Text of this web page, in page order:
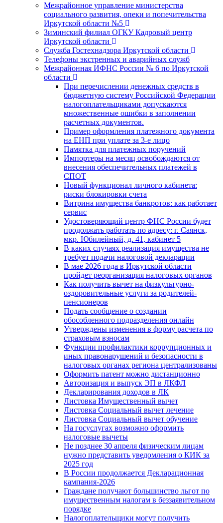
Межрайонное управление министерства
социального развития, опеки и попечительства
Иркутской области №5
Зиминский филиал ОГКУ Кадровый центр
Иркутской области
Служба Гостехнадзора Иркутской области
Телефоны экстренных и аварийных служб
Межрайонная ИФНС России № 6 по Иркутской
области
При перечислении денежных средств в
бюджетную систему Российской Федерации
налогоплательщиками допускаются
множественные ошибки в заполнении
расчетных документов.
Пример оформления платежного документа
на ЕНП при уплате за 3-е лицо
Памятка для платежных поручений
Импортеры на месяц освобождаются от
внесения обеспечительных платежей в
СПОТ
Новый функционал личного кабинета:
риски блокировки счета
Витрина имущества банкротов: как работает
сервис
Удостоверяющий центр ФНС России будет
продолжать работать по адресу: г. Саянск,
мкр. Юбилейный, д. 41, кабинет 5
В каких случаях реализация имущества не
требует подачи налоговой декларации
В мае 2026 года в Иркутской области
пройдет реорганизация налоговых органов
Как получить вычет на физкультурно-
оздоровительные услуги за родителей-
пенсионеров
Подать сообщение о создании
обособленного подразделения онлайн
Утверждены изменения в форму расчета по
страховым взносам
Функции профилактики коррупционных и
иных правонарушений и безопасности в
налоговых органах региона централизованы
Оформить патент можно дистанционно
Авторизация и выпуск ЭП в ЛКФЛ
Декларирования доходов в ЛК
Листовка Имущественный вычет
Листовка Социальный вычет лечение
Листовка Социальный вычет обучение
На госуслугах возможно оформить
налоговые вычеты
Не позднее 30 апреля физическим лицам
нужно представить уведомления о КИК за
2025 год
В России продолжается Декларационная
кампания-2026
Граждане получают большинство льгот по
имущественным налогам в беззаявительном
порядке
Налогоплательщики могут получить